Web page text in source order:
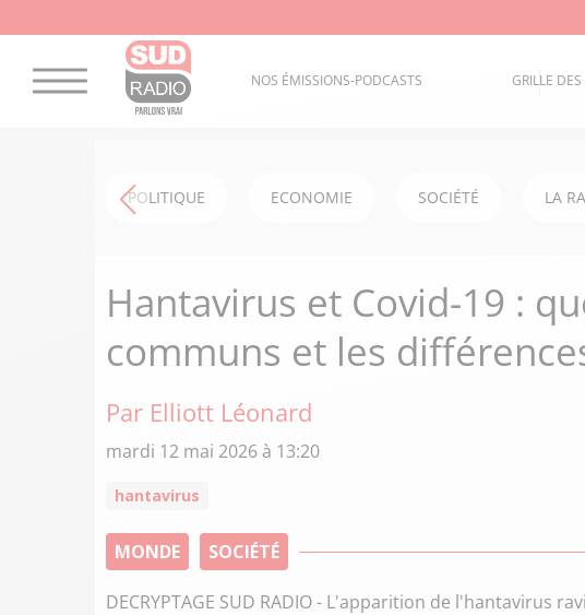
NOS ÉMISSIONS-PODCASTS GRILLE
POLITIQUE ECONOMIE SOCIÉTÉ LA
Hantavirus et Covid-19 :
communs et les
Par Elliott Léonard
mardi 12 mai 2026 à 13:20
hantavirus
MONDE SOCIÉTÉ
DECRYPTAGE SUD RADIO - L'apparition de l'hantavirus